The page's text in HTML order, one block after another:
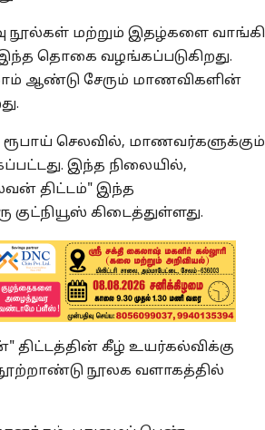
நூல்கள் மற்றும் இதழ்களை வாங்கி
தொகை வழங்கப்படுகிறது.
ஆண்டு சேரும் மாணவிகளின்
செலவில், மாணவர்களுக்கும்
இந்த நிலையில்,
திட்டம்" இந்த
கிடைத்துள்ளது.
திட்டத்தின் கீழ் உயர்கல்விக்கு
நூலக வளாகத்தில்